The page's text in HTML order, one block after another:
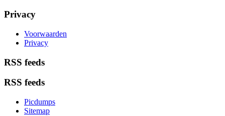
Privacy
Voorwaarden
Privacy
RSS feeds
RSS feeds
Picdumps
Sitemap